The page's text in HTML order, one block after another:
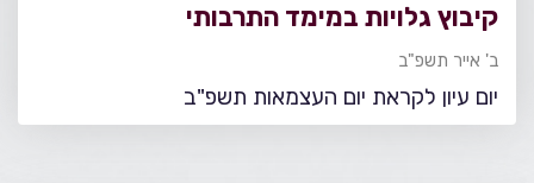
קיבוץ גלויות במימד התרבותי
ב' אייר תשפ"ב
יום עיון לקראת יום העצמאות תשפ"ב